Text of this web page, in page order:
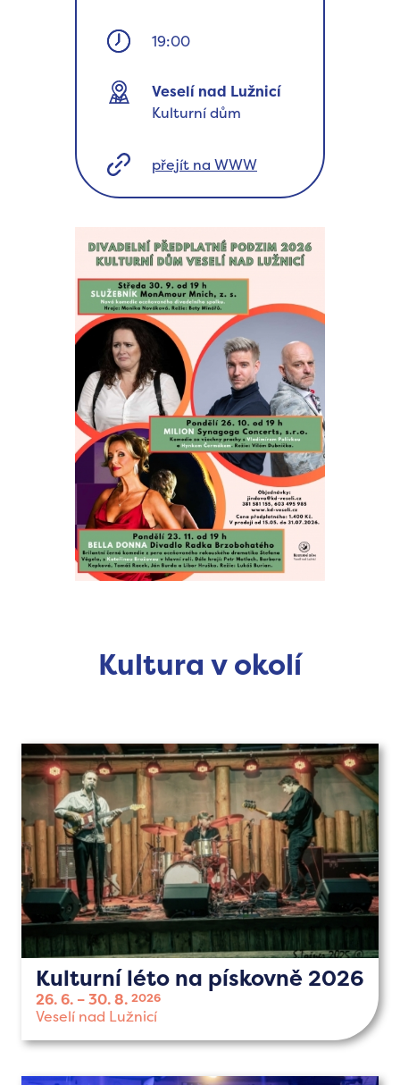
19:00
Veselí nad Lužnicí
Kulturní dům
přejít na WWW
Kultura v okolí
Kulturní léto na pískovně 2026
26. 6. 30. 8. 2026
Veselí nad Lužnicí